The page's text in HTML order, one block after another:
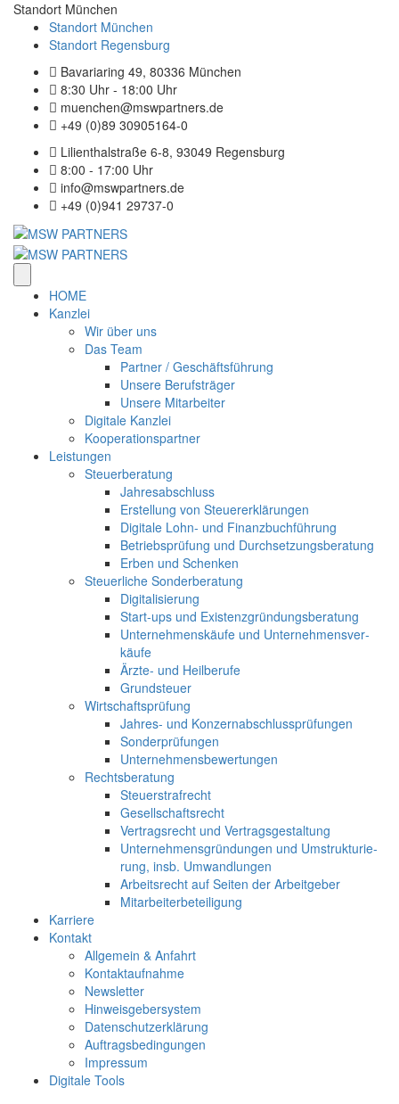
Standort München
Standort München
Standort Regensburg
Bavariaring 49, 80336 München
8:30 Uhr - 18:00 Uhr
muenchen@mswpartners.de
+49 (0)89 30905164-0
Lilienthalstraße 6-8, 93049 Regensburg
8:00 - 17:00 Uhr
info@mswpartners.de
+49 (0)941 29737-0
HOME
Kanz­lei
Wir über uns
Das Team
Part­ner / Geschäfts­füh­rung
Unse­re Berufs­trä­ger
Unse­re Mit­ar­bei­ter
Digi­ta­le Kanz­lei
Koope­ra­ti­ons­part­ner
Leis­tun­gen
Steu­er­be­ra­tung
Jah­res­ab­schluss
Erstel­lung von Steu­er­erklä­run­gen
Digi­ta­le Lohn- und Finanz­buch­füh­rung
Betriebs­prü­fung und Durch­set­zungs­be­ra­tung
Erben und Schen­ken
Steu­er­li­che Son­der­be­ra­tung
Digi­ta­li­sie­rung
Start-ups und Exis­tenz­grün­dungs­be­ra­tung
Unter­neh­mens­käu­fe und Unter­neh­mens­ver­
käu­fe
Ärz­­te- und Heil­be­ru­fe
Grund­steu­er
Wirt­schafts­prü­fung
Jah­­res- und Kon­zern­ab­schluss­prü­fun­gen
Son­der­prü­fun­gen
Unter­neh­mens­be­wer­tun­gen
Rechts­be­ra­tung
Steu­er­straf­recht
Gesell­schafts­recht
Ver­trags­recht und Ver­trags­ge­stal­tung
Unter­neh­mens­grün­dun­gen und Umstruk­tu­rie­
rung, insb. Umwand­lun­gen
Arbeits­recht auf Sei­ten der Arbeit­ge­ber
Mit­ar­bei­ter­be­tei­li­gung
Kar­rie­re
Kon­takt
All­ge­mein & Anfahrt
Kon­takt­auf­nah­me
News­let­ter
Hin­weis­ge­ber­sys­tem
Daten­schutz­er­klä­rung
Auf­trags­be­din­gun­gen
Impres­sum
Digi­ta­le Tools